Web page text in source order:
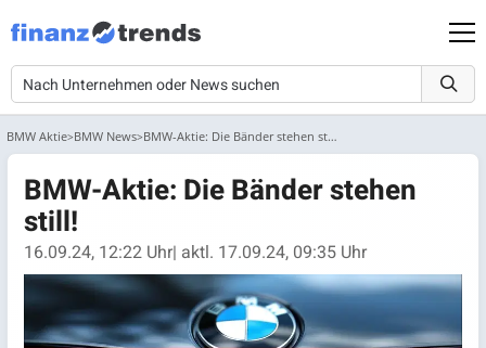
BMW Aktie BMW News BMW-Aktie: Die Bänder stehen still!
BMW-Aktie: Die Bänder stehen
still!
16.09.24, 12:22 Uhr| aktl. 17.09.24, 09:35 Uhr